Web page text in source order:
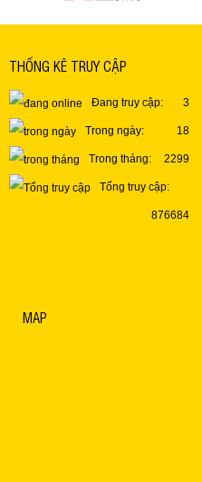
THỐNG KÊ TRUY CẬP
Đang truy cập: 3
Trong ngày: 18
Trong tháng: 2299
Tổng truy cập:
876684
MAP